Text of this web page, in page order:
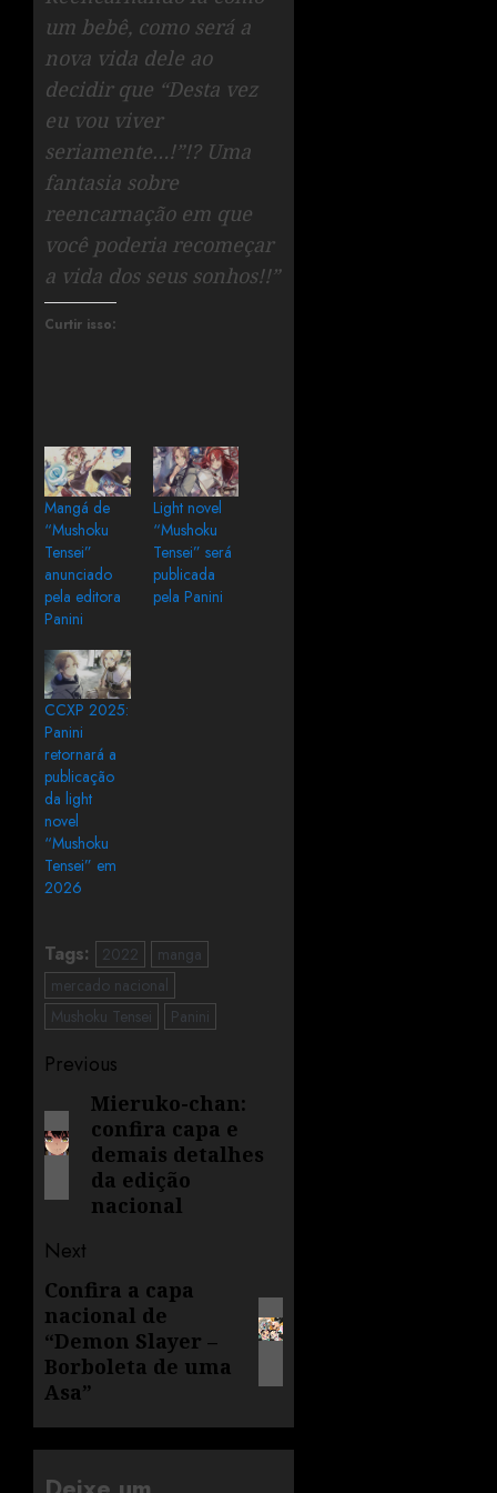
um bebê, como será a
nova vida dele ao
decidir que “Desta vez
eu vou viver
seriamente…!”!? Uma
fantasia sobre
reencarnação em que
você poderia recomeçar
a vida dos seus sonhos!!”
Curtir isso:
Mangá de
“Mushoku
Tensei”
anunciado
pela editora
Panini
Light novel
“Mushoku
Tensei” será
publicada
pela Panini
CCXP 2025:
Panini
retornará a
publicação
da light
novel
“Mushoku
Tensei” em
2026
Tags: 2022
manga
mercado nacional
Mushoku Tensei
Panini
Previous
Mieruko-chan:
confira capa e
demais detalhes
da edição
nacional
Next
Confira a capa
nacional de
“Demon Slayer –
Borboleta de uma
Asa”